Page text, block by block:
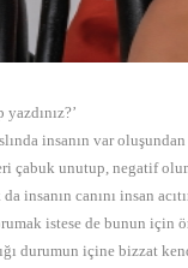
insanın var
çabuk unutup, negatif
insanın canını insan
istese de bunun için
durumun içine bizzat